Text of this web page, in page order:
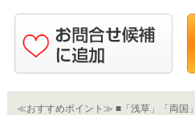
≪おすすめポイント≫ ■「浅草」「両国